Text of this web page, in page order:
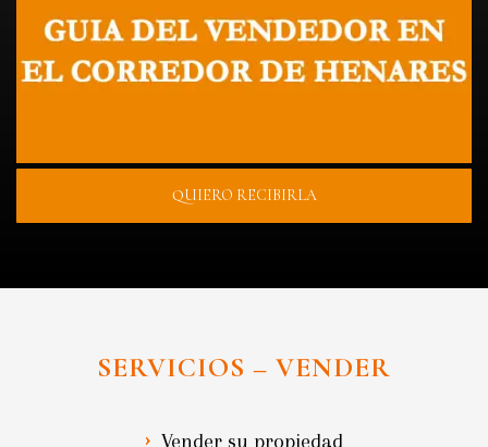
QUIERO RECIBIRLA
SERVICIOS – VENDER
Vender su propiedad